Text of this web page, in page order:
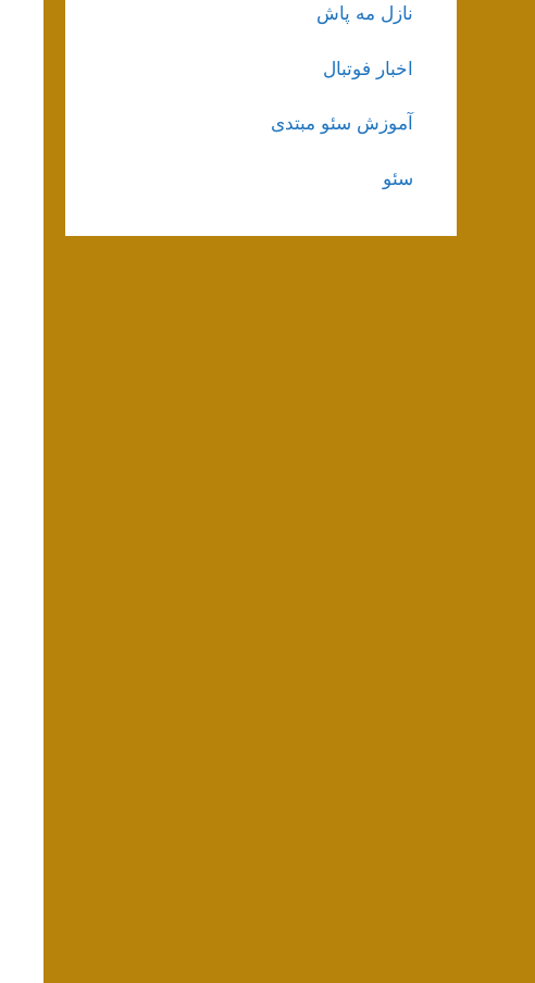
نازل مه پاش
اخبار فوتبال
آموزش سئو مبتدی
سئو